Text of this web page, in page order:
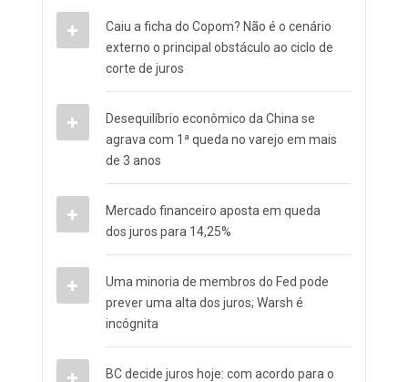
Caiu a ficha do Copom? Não é o cenário
externo o principal obstáculo ao ciclo de
corte de juros
Desequilíbrio econômico da China se
agrava com 1ª queda no varejo em mais
de 3 anos
Mercado financeiro aposta em queda
dos juros para 14,25%
Uma minoria de membros do Fed pode
prever uma alta dos juros; Warsh é
incógnita
BC decide juros hoje: com acordo para o